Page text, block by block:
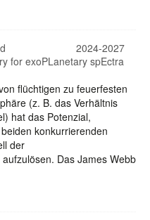
2024-2027
for exoPLanetary spEctra
flüchtigen zu feuerfesten
(z. B. das Verhältnis
hat das Potenzial,
konkurrierenden
der
Das James Webb